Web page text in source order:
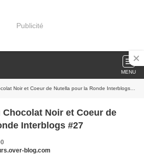
Publicité
MENU
Noir et Coeur de Nutella pour la Ronde Interblogs #27
Chocolat Noir et Coeur de
Interblogs #27
blog.com